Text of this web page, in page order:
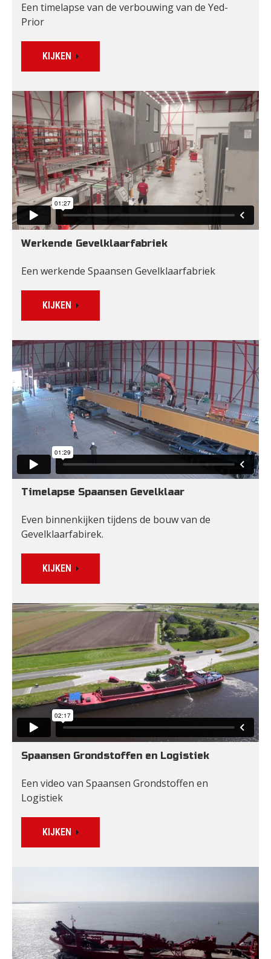
Een timelapse van de verbouwing van de Yed-
Prior
KIJKEN
Werkende Gevelklaarfabriek
Een werkende Spaansen Gevelklaarfabriek
KIJKEN
Timelapse Spaansen Gevelklaar
Even binnenkijken tijdens de bouw van de
Gevelklaarfabirek.
KIJKEN
Spaansen Grondstoffen en Logistiek
Een video van Spaansen Grondstoffen en
Logistiek
KIJKEN